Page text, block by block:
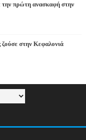
την πρώτη ανασκαφή στην
στην Κεφαλονιά